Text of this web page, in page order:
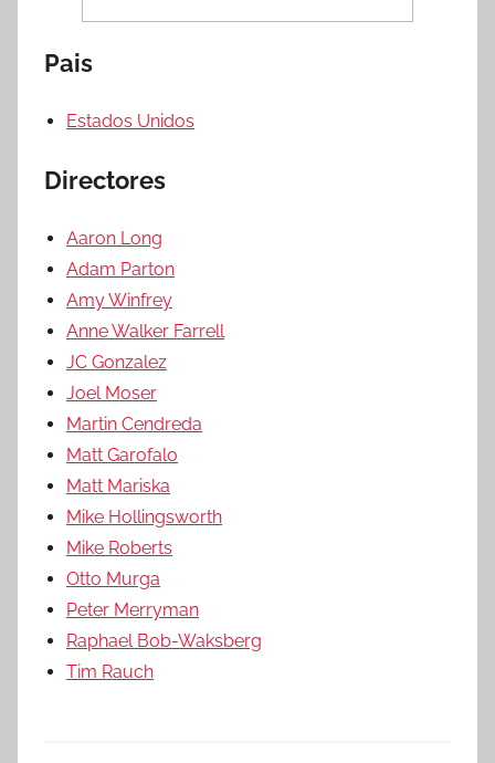
Pais
Estados Unidos
Directores
Aaron Long
Adam Parton
Amy Winfrey
Anne Walker Farrell
JC Gonzalez
Joel Moser
Martin Cendreda
Matt Garofalo
Matt Mariska
Mike Hollingsworth
Mike Roberts
Otto Murga
Peter Merryman
Raphael Bob-Waksberg
Tim Rauch